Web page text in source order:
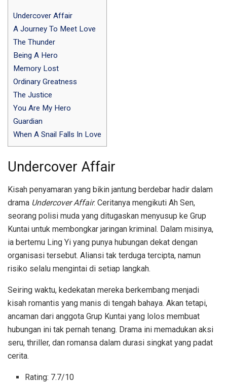
Undercover Affair
A Journey To Meet Love
The Thunder
Being A Hero
Memory Lost
Ordinary Greatness
The Justice
You Are My Hero
Guardian
When A Snail Falls In Love
Undercover Affair
Kisah penyamaran yang bikin jantung berdebar hadir dalam
drama Undercover Affair. Ceritanya mengikuti Ah Sen,
seorang polisi muda yang ditugaskan menyusup ke Grup
Kuntai untuk membongkar jaringan kriminal. Dalam misinya,
ia bertemu Ling Yi yang punya hubungan dekat dengan
organisasi tersebut. Aliansi tak terduga tercipta, namun
risiko selalu mengintai di setiap langkah.
Seiring waktu, kedekatan mereka berkembang menjadi
kisah romantis yang manis di tengah bahaya. Akan tetapi,
ancaman dari anggota Grup Kuntai yang lolos membuat
hubungan ini tak pernah tenang. Drama ini memadukan aksi
seru, thriller, dan romansa dalam durasi singkat yang padat
cerita.
Rating: 7.7/10